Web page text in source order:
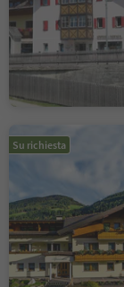
Su richiesta